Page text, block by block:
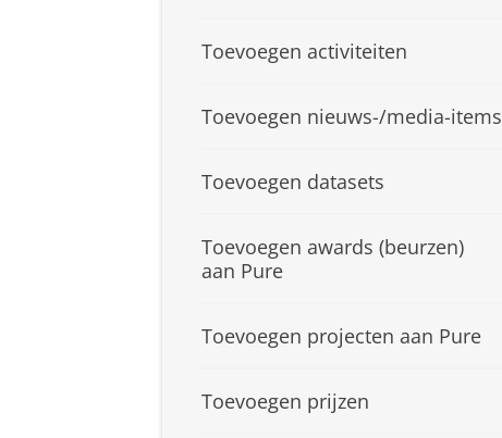
Toevoegen activiteiten
Toevoegen nieuws-/media-items
Toevoegen datasets
Toevoegen awards (beurzen)
aan Pure
Toevoegen projecten aan Pure
Toevoegen prijzen